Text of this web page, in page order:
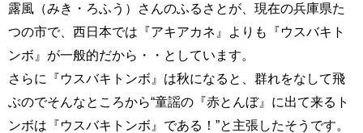
露風（みき・ろふう）さんのふるさとが、現在の兵庫県た
つの市で、西日本では『アキアカネ』よりも『ウスバキト
ンボ』が一般的だから・・としています。
さらに『ウスバキトンボ』は秋になると、群れをなして飛
ぶのでそんなところから“童謡の『赤とんぼ』に出て来るト
ンボは『ウスバキトンボ』である！”と主張したそうです。